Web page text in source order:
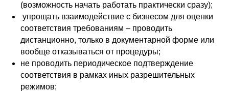
(возможность начать работать практически сразу);
упрощать взаимодействие с бизнесом для оценки
соответствия требованиям – проводить
дистанционно, только в документарной форме или
вообще отказываться от процедуры;
не проводить периодическое подтверждение
соответствия в рамках иных разрешительных
режимов;